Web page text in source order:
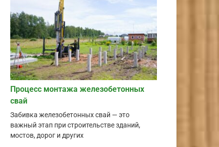
Процесс монтажа железобетонных
свай
Забивка железобетонных свай — это
важный этап при строительстве зданий,
мостов, дорог и других